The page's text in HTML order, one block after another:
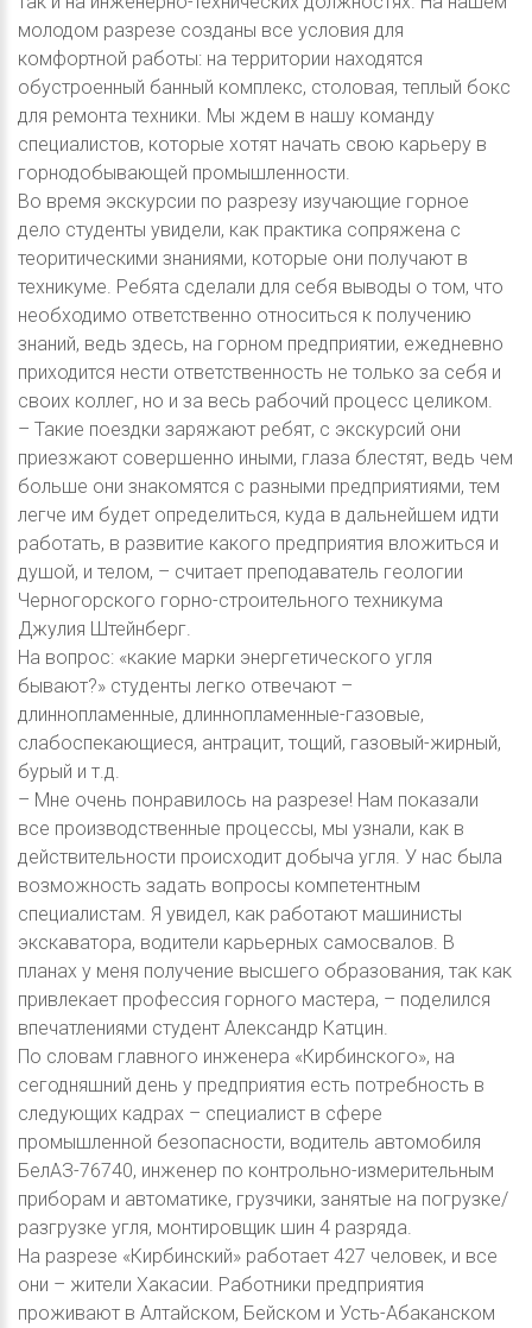
молодом разрезе созданы все условия для
комфортной работы: на территории находятся
обустроенный банный комплекс, столовая, теплый бокс
для ремонта техники. Мы ждем в нашу команду
специалистов, которые хотят начать свою карьеру в
горнодобывающей промышленности.
Во время экскурсии по разрезу изучающие горное
дело студенты увидели, как практика сопряжена с
теоритическими знаниями, которые они получают в
техникуме. Ребята сделали для себя выводы о том, что
необходимо ответственно относиться к получению
знаний, ведь здесь, на горном предприятии, ежедневно
приходится нести ответственность не только за себя и
своих коллег, но и за весь рабочий процесс целиком.
– Такие поездки заряжают ребят, с экскурсий они
приезжают совершенно иными, глаза блестят, ведь чем
больше они знакомятся с разными предприятиями, тем
легче им будет определиться, куда в дальнейшем идти
работать, в развитие какого предприятия вложиться и
душой, и телом, – считает преподаватель геологии
Черногорского горно-строительного техникума
Джулия Штейнберг.
На вопрос: «какие марки энергетического угля
бывают?» студенты легко отвечают –
длиннопламенные, длиннопламенные-газовые,
слабоспекающиеся, антрацит, тощий, газовый-жирный,
бурый и т.д.
– Мне очень понравилось на разрезе! Нам показали
все производственные процессы, мы узнали, как в
действительности происходит добыча угля. У нас была
возможность задать вопросы компетентным
специалистам. Я увидел, как работают машинисты
экскаватора, водители карьерных самосвалов. В
планах у меня получение высшего образования, так как
привлекает профессия горного мастера, – поделился
впечатлениями студент Александр Катцин.
По словам главного инженера «Кирбинского», на
сегодняшний день у предприятия есть потребность в
следующих кадрах – специалист в сфере
промышленной безопасности, водитель автомобиля
БелАЗ-76740, инженер по контрольно-измерительным
приборам и автоматике, грузчики, занятые на погрузке/
разгрузке угля, монтировщик шин 4 разряда.
На разрезе «Кирбинский» работает 427 человек, и все
они – жители Хакасии. Работники предприятия
проживают в Алтайском, Бейском и Усть-Абаканском